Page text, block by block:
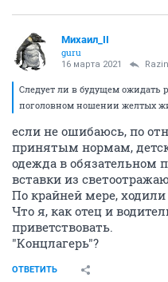
Михаил_II
guru
16 марта 2021 Razin
Следует ли в будущем ожидать
поголовном ношении желтых
если не ошибаюсь, по
принятым нормам,
одежда в обязательном
вставки из
По крайней мере, ходили
Что я, как отец и
приветствовать.
"Концлагерь"?
ОТВЕТИТЬ